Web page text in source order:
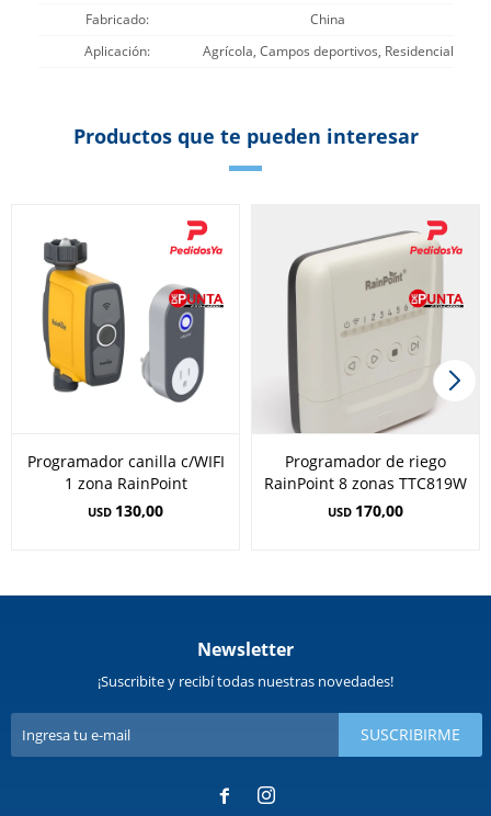
Fabricado
China
Aplicación
Agrícola, Campos deportivos, Residencial
Productos que te pueden interesar
Programador canilla c/WIFI
1 zona RainPoint
USD 130,00
Programador de riego
RainPoint 8 zonas TTC819W
USD 170,00
Newsletter
¡Suscribite y recibí todas nuestras novedades!
SUSCRIBIRME
 